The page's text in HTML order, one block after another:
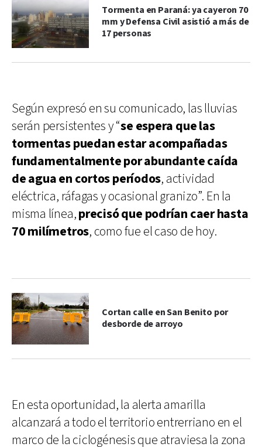
Tormenta en Paraná: ya cayeron 70
mm y Defensa Civil asistió a más de
17 personas
Según expresó en su comunicado, las lluvias
serán persistentes y “se espera que las
tormentas puedan estar acompañadas
fundamentalmente por abundante caída
de agua en cortos períodos, actividad
eléctrica, ráfagas y ocasional granizo”. En la
misma línea,precisó que podrían caer hasta
70 milímetros, como fue el caso de hoy.
Cortan calle en San Benito por
desborde de arroyo
En esta oportunidad, la alerta amarilla
alcanzará a todo el territorio entrerriano en el
marco de la ciclogénesis que atraviesa la zona